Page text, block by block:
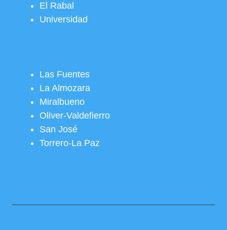
El Rabal
Universidad
Las Fuentes
La Almozara
Miralbueno
Oliver-Valdefierro
San José
Torrero-La Paz